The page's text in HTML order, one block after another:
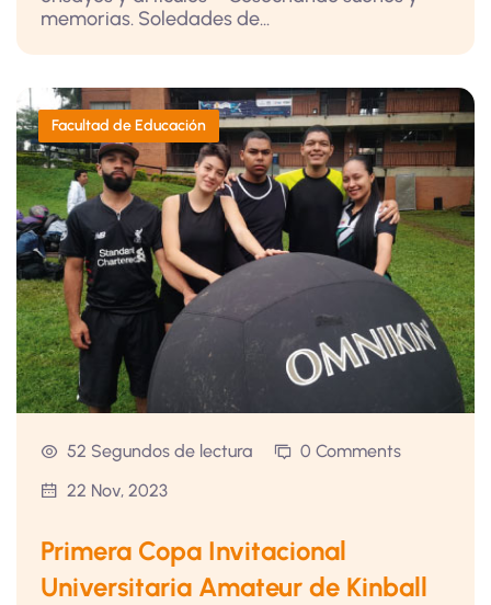
memorias. Soledades de...
Facultad de Educación
52 Segundos de lectura
0 Comments
22 Nov, 2023
Primera Copa Invitacional
Universitaria Amateur de Kinball